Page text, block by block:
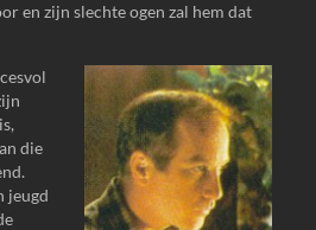
en zijn slechte ogen zal hem dat
die
jeugd